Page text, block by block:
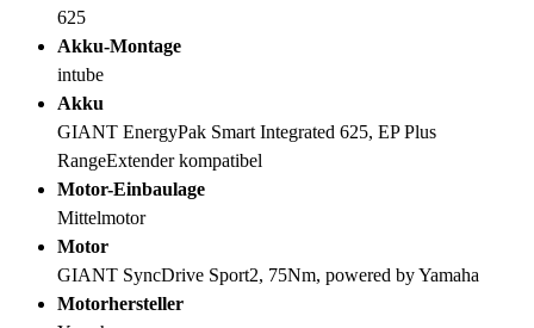
625
Akku-Montage
intube
Akku
GIANT EnergyPak Smart Integrated 625, EP Plus
RangeExtender kompatibel
Motor-Einbaulage
Mittelmotor
Motor
GIANT SyncDrive Sport2, 75Nm, powered by Yamaha
Motorhersteller